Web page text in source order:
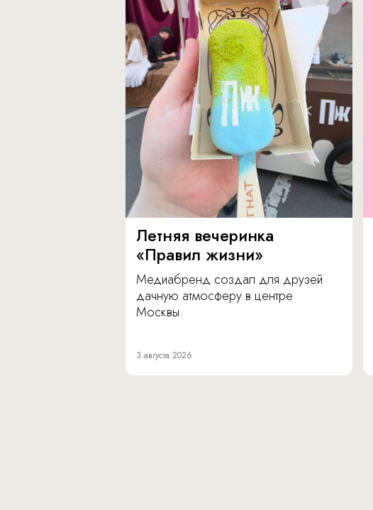
Летняя вечеринка
«Правил жизни»
Медиабренд создал для друзей
дачную атмосферу в центре
Москвы.
3 августа 2026